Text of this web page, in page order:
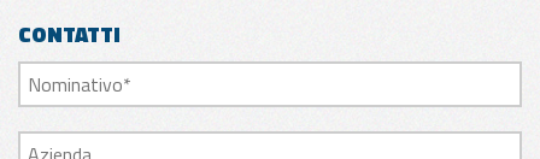
CONTATTI